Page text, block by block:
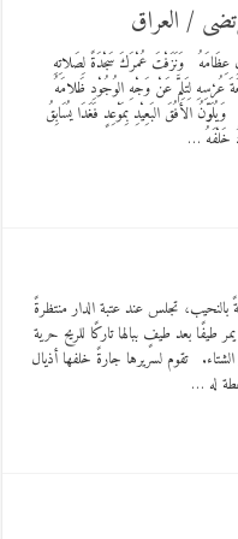
/ العراق
عِظَامَهُ وَنَزَفْتَ عُمْرَكَ سَجْدَةً لِصَلاتِهِ
لِتَلِمَّ عَنْ وَجْهِ الوُجُوْدِ ظَلامَهُ
الأفُقَ البَعِيْدِ بِمَوْعِدٍ فَغَدَا يُسَابِقُ
خَلْفَهُ …
تجلس عند عتبة الدار منتظرةً
طيفًا بعد طيفٍ ببالها تاركًا للريح حرية
تقوم لسريرها جارةً خلفها أذيال
له …